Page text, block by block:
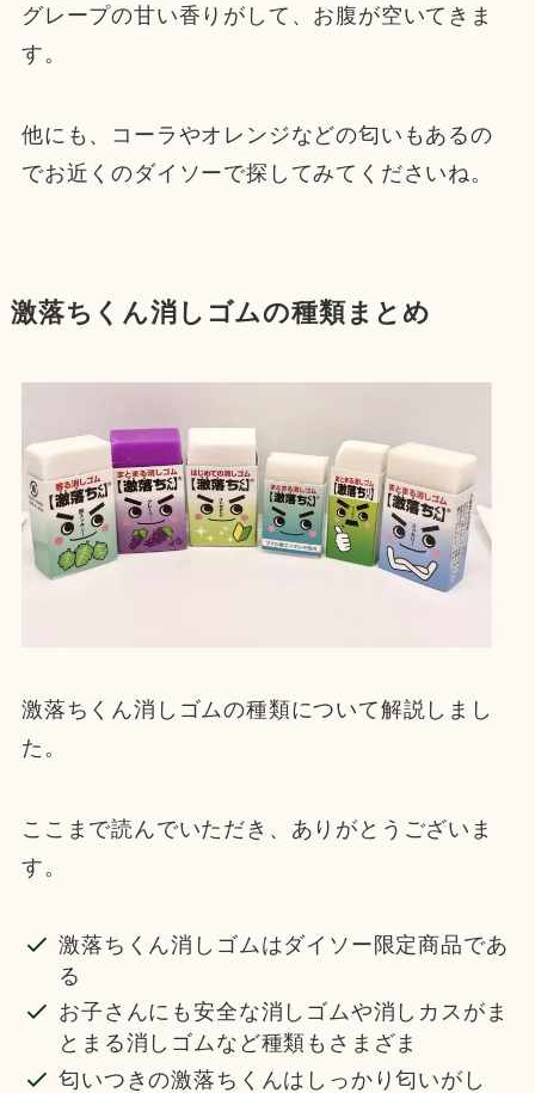
グレープの甘い香りがして、お腹が空いてきま
す。
他にも、コーラやオレンジなどの匂いもあるの
でお近くのダイソーで探してみてくださいね。
激落ちくん消しゴムの種類まとめ
激落ちくん消しゴムの種類について解説しまし
た。
ここまで読んでいただき、ありがとうございま
す。
激落ちくん消しゴムはダイソー限定商品であ
る
お子さんにも安全な消しゴムや消しカスがま
とまる消しゴムなど種類もさまざま
匂いつきの激落ちくんはしっかり匂いがし